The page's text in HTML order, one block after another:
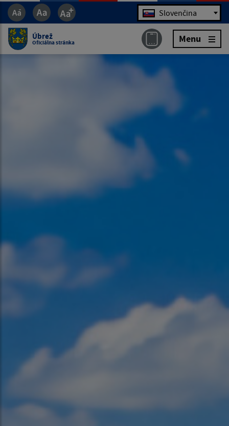
Jazyk Slovenčina
Úbrež
Oficiálna stránka Menu